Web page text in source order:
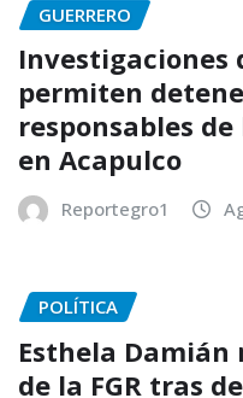
GUERRERO
Investigaciones
permiten
responsables
en Acapulco
Reportegro1
POLÍTICA
Esthela
de la FGR tras